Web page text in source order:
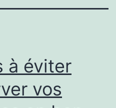
à éviter
vos